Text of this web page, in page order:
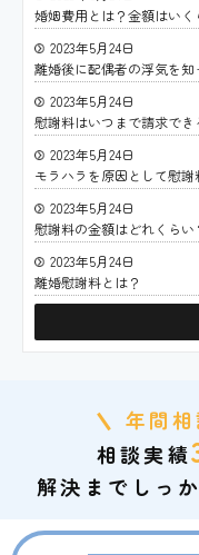
婚姻費用とは？金額はいく
2023年5月24日
離婚後に配偶者の浮気を
2023年5月24日
慰謝料はいつまで請求でき
2023年5月24日
モラハラを原因として慰謝
2023年5月24日
慰謝料の金額はどれくらい
2023年5月24日
離婚慰謝料とは？
年間
相談実績
解決までしっ